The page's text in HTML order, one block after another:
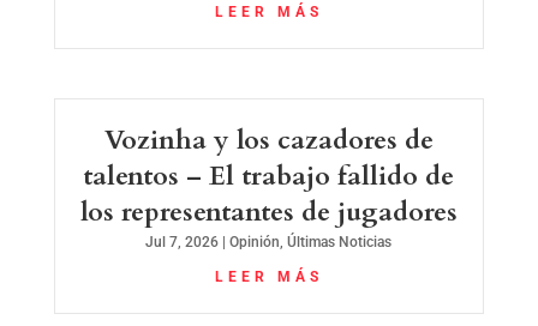
LEER MÁS
Vozinha y los cazadores de
talentos – El trabajo fallido de
los representantes de jugadores
Jul 7, 2026 |Opinión,Últimas Noticias
LEER MÁS